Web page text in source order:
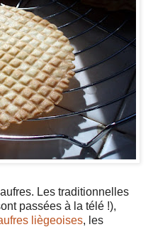
Les traditionnelles
passées à la télé !),
liègeoises, les